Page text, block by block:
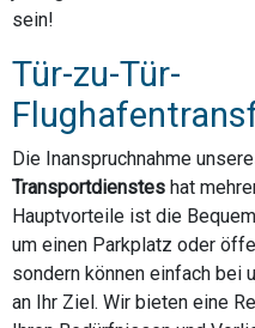
sein!
Tür-zu-Tür-
Die Inanspruchnahme
Transportdienstes hat
Hauptvorteile ist die
um einen Parkplatz oder
sondern können einfach bei
an Ihr Ziel. Wir bieten eine